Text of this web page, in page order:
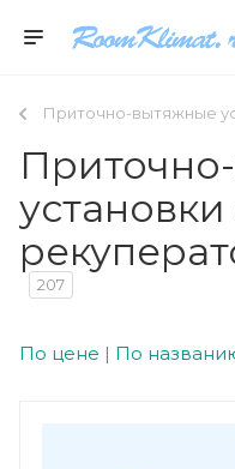
Приточно-вытяжные
установки
207
По цене | По